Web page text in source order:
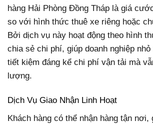
hàng Hải Phòng Đồng Tháp là giá
so với hình thức thuê xe riêng hoặc
Bởi dịch vụ này hoạt động theo hình
chia sẻ chi phí, giúp doanh nghiệp
tiết kiệm đáng kể chi phí vận tải mà
lượng.
Dịch Vụ Giao Nhận Linh Hoạt
Khách hàng có thể nhận hàng tận nơi,